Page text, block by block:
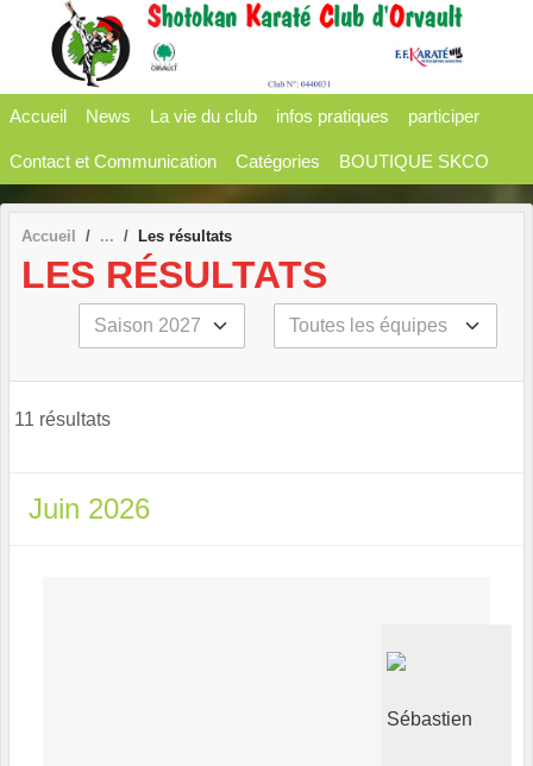
Accueil News La vie du club infos pratiques participer
Contact et Communication Catégories BOUTIQUE SKCO
Accueil Les résultats
LES RÉSULTATS
11 résultats
Juin 2026
Sébastien
Panneau de gestion des cookies